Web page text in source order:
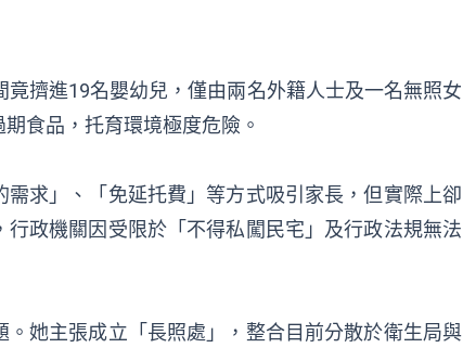
擠進19名嬰幼兒，僅由兩名外籍人士及一名無照女
食品，托育環境極度危險。
求」、「免延托費」等方式吸引家長，但實際上卻
政機關因受限於「不得私闖民宅」及行政法規無法
她主張成立「長照處」，整合目前分散於衛生局與